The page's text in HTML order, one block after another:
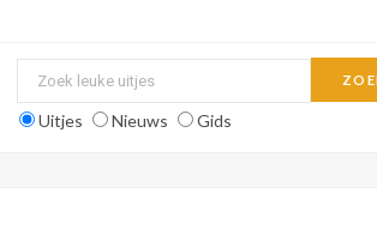
Uitjes Nieuws Gids